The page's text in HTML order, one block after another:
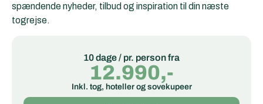
spændende nyheder, tilbud og inspiration til din næste
togrejse.
10 dage / pr. person fra
12.990,-
Inkl. tog, hoteller og sovekupeer